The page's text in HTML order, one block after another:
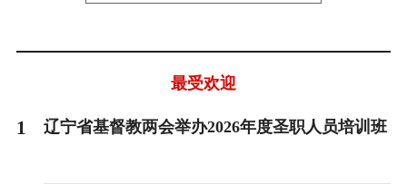
of
最受欢迎
1 辽宁省基督教两会举办2026年度圣职人员培训班